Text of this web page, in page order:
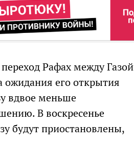
Рафах между Газой
ожидания его открытия
вдвое меньше
В воскресенье
будут приостановлены,